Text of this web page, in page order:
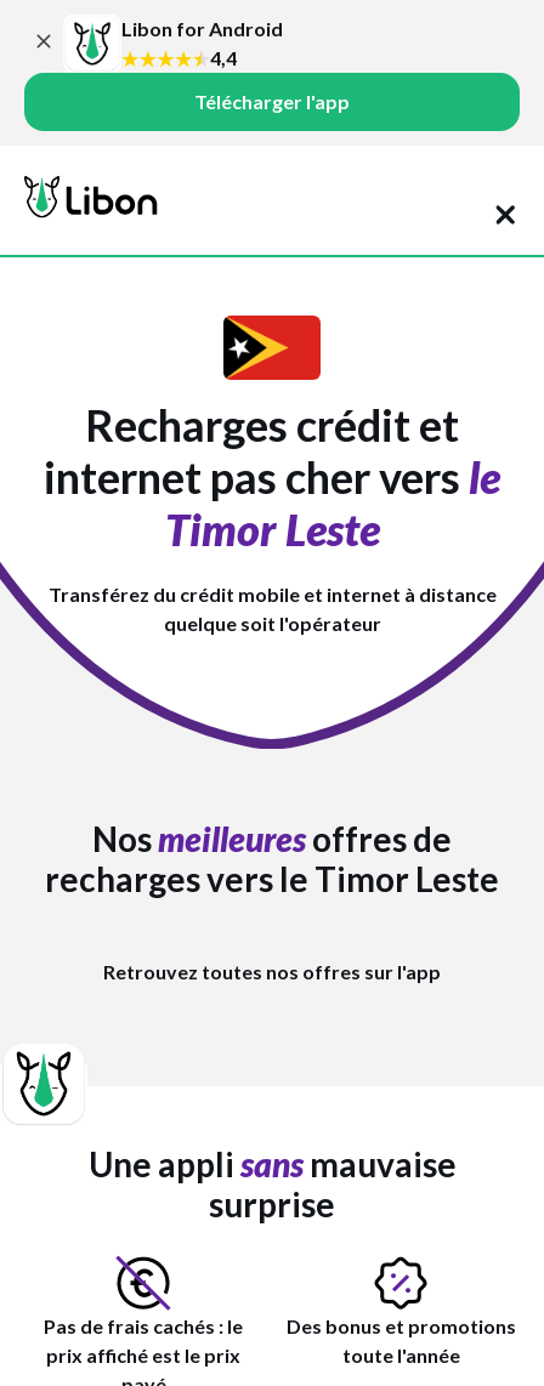
Libon for Android
4,4
Télécharger l'app
Recharges crédit et
internet pas cher vers le
Timor Leste
Transférez du crédit mobile et internet à distance
quelque soit l'opérateur
Nosmeilleuresoffres de
recharges vers le Timor Leste
Retrouvez toutes nos offres sur l'app
Une appli sansmauvaise
surprise
Pas de frais cachés : le
prix affiché est le prix
Des bonus et promotions
toute l'année